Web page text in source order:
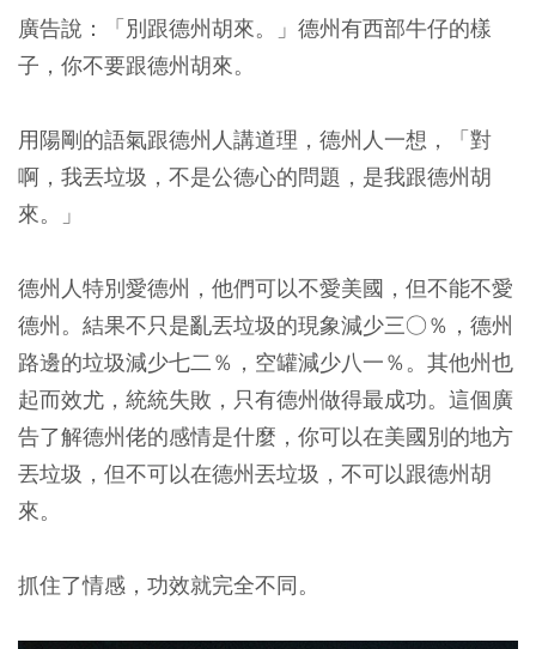
廣告說：「別跟德州胡來。」德州有西部牛仔的樣
子，你不要跟德州胡來。
用陽剛的語氣跟德州人講道理，德州人一想，「對
啊，我丟垃圾，不是公德心的問題，是我跟德州胡
來。」
德州人特別愛德州，他們可以不愛美國，但不能不愛
德州。結果不只是亂丟垃圾的現象減少三○％，德州
路邊的垃圾減少七二％，空罐減少八一％。其他州也
起而效尤，統統失敗，只有德州做得最成功。這個廣
告了解德州佬的感情是什麼，你可以在美國別的地方
丟垃圾，但不可以在德州丟垃圾，不可以跟德州胡
來。
抓住了情感，功效就完全不同。